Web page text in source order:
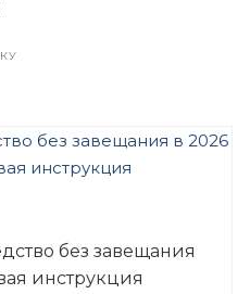
без завещания
инструкция